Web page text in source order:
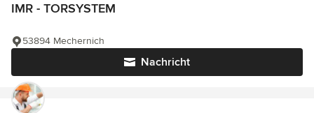
IMR - TORSYSTEM
Nachricht
53894 Mechernich